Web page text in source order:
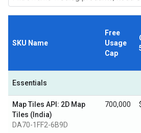
SKU Name
Free
Usage
Cap
Essentials
Map Tiles API: 2D Map
Tiles (India)
DA70-1FF2-6B9D
700,000